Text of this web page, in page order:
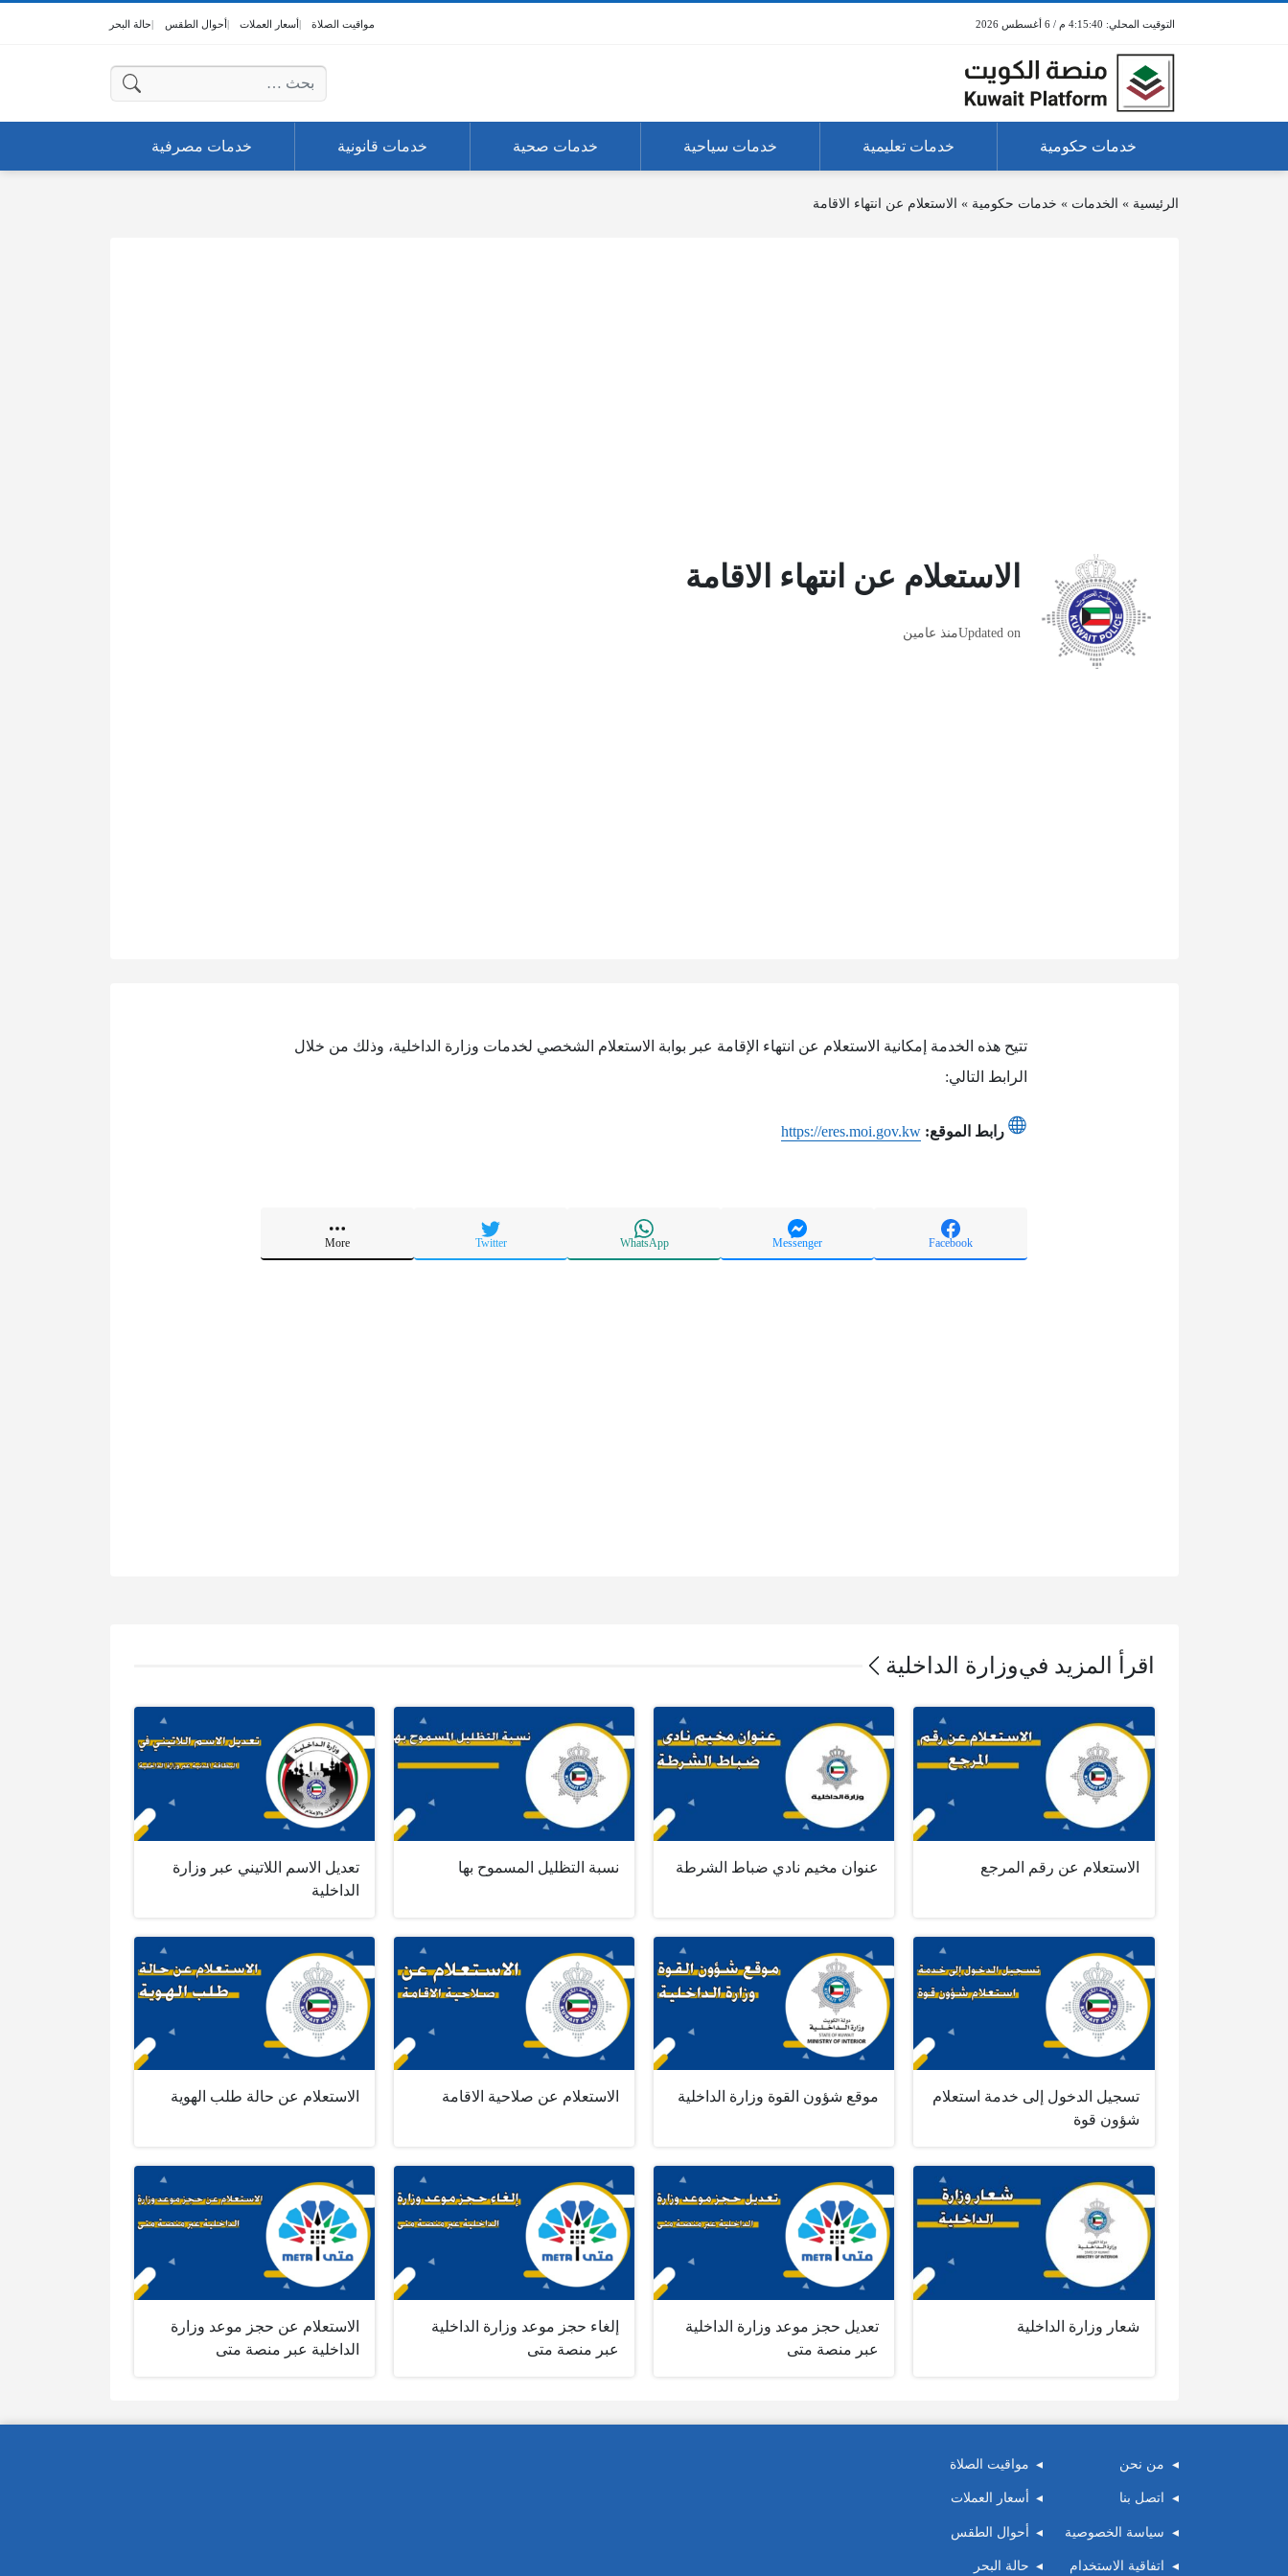
4:15:40 م / 6 أغسطس 2026 مواقيت الصلاة أسعار العملات أحوال الطقس حالة البحر
البحث عن:
خدمات حكومية خدمات تعليمية خدمات سياحية خدمات صحية خدمات قانونية خدمات مصرفية
الرئيسية » الخدمات » خدمات حكومية » الاستعلام عن انتهاء الاقامة
الاستعلام عن انتهاء الاقامة
Updated onمنذ عامين
تتيح هذه الخدمة إمكانية الاستعلام عن انتهاء الإقامة عبر بوابة الاستعلام الشخصي لخدمات وزارة الداخلية، وذلك من خلال
الرابط التالي:
رابط الموقع: https://eres.moi.gov.kw
Facebook
Messenger
WhatsApp
Twitter
More
اقرأ المزيد فيوزارة الداخلية
الاستعلام عن رقم المرجع عنوان مخيم نادي ضباط الشرطة نسبة التظليل المسموح بها
تعديل الاسم اللاتيني عبر وزارة
الداخلية
تسجيل الدخول إلى خدمة استعلام
شؤون قوة
موقع شؤون القوة وزارة الداخلية الاستعلام عن صلاحية الاقامة الاستعلام عن حالة طلب الهوية
شعار وزارة الداخلية
تعديل حجز موعد وزارة الداخلية
عبر منصة متى
إلغاء حجز موعد وزارة الداخلية
عبر منصة متى
الاستعلام عن حجز موعد وزارة
الداخلية عبر منصة متى
من نحن
اتصل بنا
سياسة الخصوصية
اتفاقية الاستخدام
مواقيت الصلاة
أسعار العملات
أحوال الطقس
حالة البحر